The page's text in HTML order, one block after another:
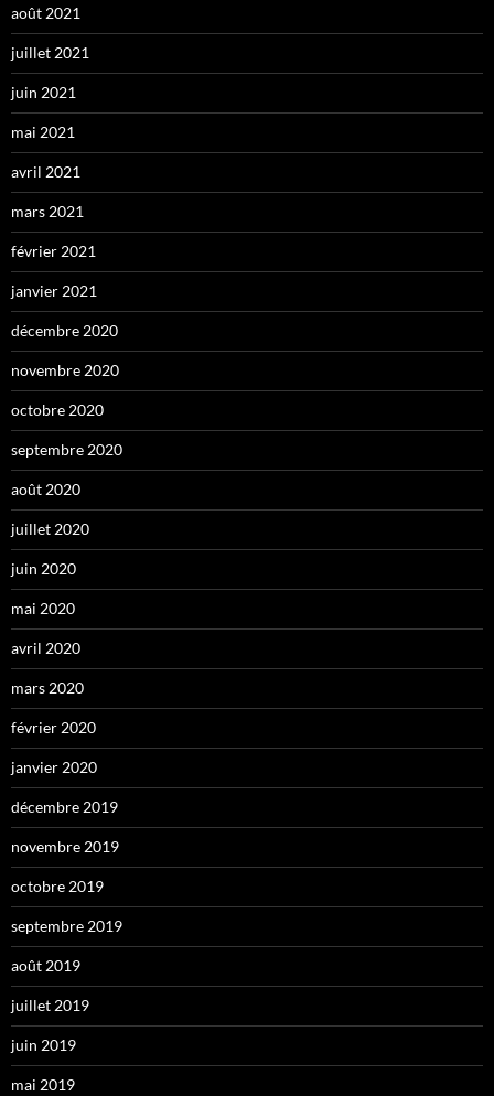
août 2021
juillet 2021
juin 2021
mai 2021
avril 2021
mars 2021
février 2021
janvier 2021
décembre 2020
novembre 2020
octobre 2020
septembre 2020
août 2020
juillet 2020
juin 2020
mai 2020
avril 2020
mars 2020
février 2020
janvier 2020
décembre 2019
novembre 2019
octobre 2019
septembre 2019
août 2019
juillet 2019
juin 2019
mai 2019